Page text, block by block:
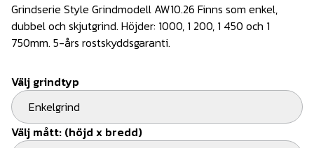
Grindserie Style Grindmodell AW10.26 Finns som enkel,
dubbel och skjutgrind. Höjder: 1000, 1 200, 1 450 och 1
750mm. 5-års rostskyddsgaranti.
Välj grindtyp
Enkelgrind
Välj mått: (höjd x bredd)